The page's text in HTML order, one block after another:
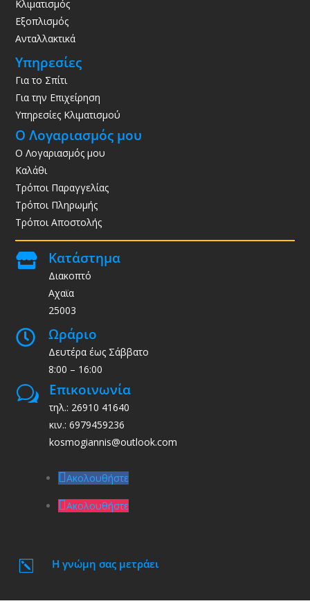
Κλιματισμός
Εξοπλισμός
Ανταλλακτικά
Υπηρεσίες
Για το Σπίτι
Για την Επιχείρηση
Υπηρεσίες Κλιματισμού
Ο Λογαριασμός μου
Ο Λογαριασμός μου
Καλάθι
Τρόποι Παραγγελίας
Τρόποι Πληρωμής
Τρόποι Αποστολής
 Κατάστημα
Διακοπτό
Αχαϊα
25003
 Ωράριο
Δευτέρα έως Σάββατο
8:00 – 16:00
w Επικοινωνία
τηλ.: 26910 41640
κιν.: 6979459236
kosmogiannis@outlook.com
Ακολουθήστε
Ακολουθήστε
k Η γνώμη σας μετράει